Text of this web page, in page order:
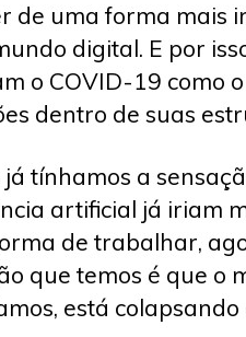
de uma forma mais
digital. E por
o COVID-19 como
dentro de suas
já tínhamos a
artificial já iriam
de trabalhar,
que temos é que o
está